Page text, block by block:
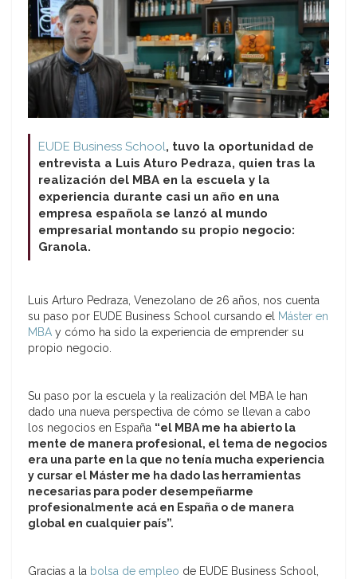
EUDE Business School, tuvo la oportunidad de
entrevista a Luis Aturo Pedraza, quien tras la
realización del MBA en la escuela y la
experiencia durante casi un año en una
empresa española se lanzó al mundo
empresarial montando su propio negocio:
Granola.
Luis Arturo Pedraza, Venezolano de 26 años, nos cuenta
su paso por EUDE Business School cursando el Máster en
MBA y cómo ha sido la experiencia de emprender su
propio negocio.
Su paso por la escuela y la realización del MBA le han
dado una nueva perspectiva de cómo se llevan a cabo
los negocios en España “el MBA me ha abierto la
mente de manera profesional, el tema de negocios
era una parte en la que no tenía mucha experiencia
y cursar el Máster me ha dado las herramientas
necesarias para poder desempeñarme
profesionalmente acá en España o de manera
global en cualquier país”.
Gracias a la bolsa de empleo de EUDE Business School,